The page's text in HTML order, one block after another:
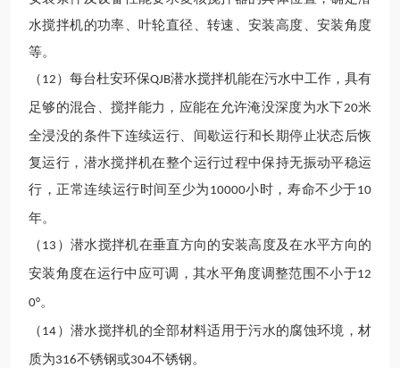
水搅拌机的功率、叶轮直径、转速、安装高度、安装角度
等。
（ 12 ）每台杜安环保QJB潜水搅拌机能在污水中工作，具有
足够的混合、搅拌能力，应能在允许淹没深度为水下20米
全浸没的条件下连续运行、间歇运行和长期停止状态后恢
复运行， 潜水搅拌机在整个运行过程中保持无振动平稳运
行，正常连续运行时间至少为 10000小时，寿命不少于10
年。
（ 13 ）潜水搅拌机在垂直方向的安装高度及在水平方向的
安装角度在运行中应可调，其水平角度调整范围不小于12
0°。
（ 14 ）潜水搅拌机的全部材料适用于污水的腐蚀环境 ，材
质为316不锈钢或304不锈钢。